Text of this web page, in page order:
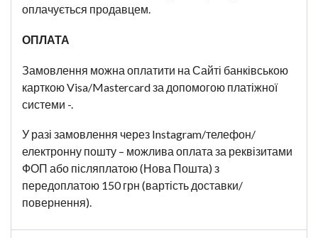
оплачується продавцем.
ОПЛАТА
Замовлення можна оплатити на Сайті банківською
карткою Visa/Mastercard за допомогою платіжної
системи -.
У разі замовлення через Instagram/телефон/
електронну пошту – можлива оплата за реквізитами
ФОП або післяплатою (Нова Пошта) з
передоплатою 150 грн (вартість доставки/
повернення).